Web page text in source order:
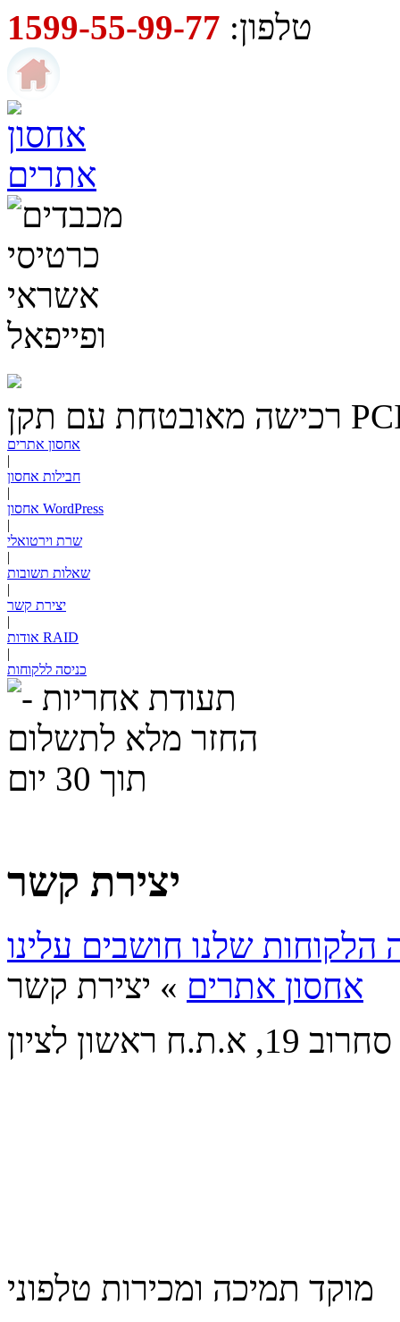
טלפון: 1599-55-99-77
רכישה מאובטחת עם תקן
אחסון אתרים
|
חבילות אחסון
|
אחסון WordPress
|
שרת וירטואלי
|
שאלות תשובות
|
יצירת קשר
|
RAID
|
כניסה ללקוחות
יצירת קשר
אחסון אתרים » יצירת קשר
א.ת.ח ראשון לציון
מוקד תמיכה ומכירות טלפוני